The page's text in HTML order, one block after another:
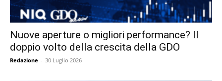
Nuove aperture o migliori performance? Il
doppio volto della crescita della GDO
Redazione - 30 Luglio 2026